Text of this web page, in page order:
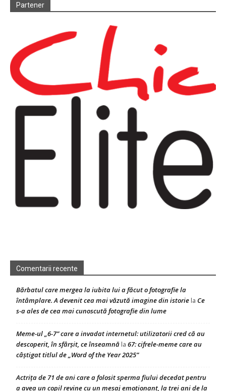
Partener
Comentarii recente
Bărbatul care mergea la iubita lui a făcut o fotografie la
întâmplare. A devenit cea mai văzută imagine din istorie la Ce
s-a ales de cea mai cunoscută fotografie din lume
Meme-ul „6-7” care a invadat internetul: utilizatorii cred că au
descoperit, în sfârșit, ce înseamnă la 67: cifrele-meme care au
câștigat titlul de „Word of the Year 2025”
Actrița de 71 de ani care a folosit sperma fiului decedat pentru
a avea un copil revine cu un mesaj emoționant, la trei ani de la